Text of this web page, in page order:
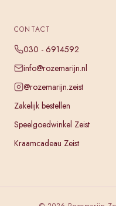
CONTACT
030 - 6914592
info@rozemarijn.nl
@rozemarijn.zeist
Zakelijk bestellen
Speelgoedwinkel Zeist
Kraamcadeau Zeist